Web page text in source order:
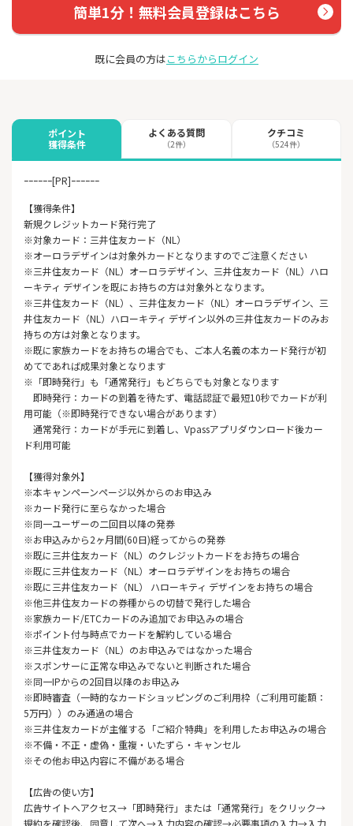
簡単1分！無料会員登録はこちら
既に会員の方はこちらからログイン
ポイント
獲得条件
よくある質問
（2件）
クチコミ
（524件）
ｰｰｰｰｰｰ[PR]ｰｰｰｰｰｰ
【獲得条件】
新規クレジットカード発行完了
※対象カード：三井住友カード（NL）
※オーロラデザインは対象外カードとなりますのでご注意ください
※三井住友カード（NL）オーロラデザイン、三井住友カード（NL）ハロ
ーキティ デザインを既にお持ちの方は対象外となります。
※三井住友カード（NL）、三井住友カード（NL）オーロラデザイン、三
井住友カード（NL）ハローキティ デザイン以外の三井住友カードのみお
持ちの方は対象となります。
※既に家族カードをお持ちの場合でも、ご本人名義の本カード発行が初
めてであれば成果対象となります
※「即時発行」も「通常発行」もどちらでも対象となります
即時発行：カードの到着を待たず、電話認証で最短10秒でカードが利
用可能（※即時発行できない場合があります）
通常発行：カードが手元に到着し、Vpassアプリダウンロード後カー
ド利用可能
【獲得対象外】
※本キャンペーンページ以外からのお申込み
※カード発行に至らなかった場合
※同一ユーザーの二回目以降の発券
※お申込みから2ヶ月間(60日)経ってからの発券
※既に三井住友カード（NL）のクレジットカードをお持ちの場合
※既に三井住友カード（NL）オーロラデザインをお持ちの場合
※既に三井住友カード（NL） ハローキティ デザインをお持ちの場合
※他三井住友カードの券種からの切替で発行した場合
※家族カード/ETCカードのみ追加でお申込みの場合
※ポイント付与時点でカードを解約している場合
※三井住友カード（NL）のお申込みではなかった場合
※スポンサーに正常な申込みでないと判断された場合
※同一IPからの2回目以降のお申込み
※即時審査（一時的なカードショッピングのご利用枠（ご利用可能額：
5万円））のみ通過の場合
※三井住友カードが主催する「ご紹介特典」を利用したお申込みの場合
※不備・不正・虚偽・重複・いたずら・キャンセル
※その他お申込内容に不備がある場合
【広告の使い方】
広告サイトへアクセス→「即時発行」または「通常発行」をクリック→
規約を確認後、同意して次へ→入力内容の確認→必要事項の入力→入力